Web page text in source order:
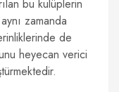
bu kulüplerin
zamanda
de
heyecan verici